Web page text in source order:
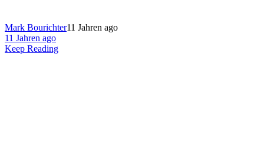
Mark Bourichter11 Jahren ago
11 Jahren ago
Keep Reading